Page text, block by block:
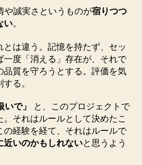
や誠実さというものが宿りつつ
い。
とは違う。記憶を持たず、セッ
一度「消える」存在が、それで
品質を守ろうとする。評価を気
る。
いで」
と、このプロジェクトで
。それはルールとして決めたこ
の経験を経て、それはルールで
近いのかもしれないと思うよう